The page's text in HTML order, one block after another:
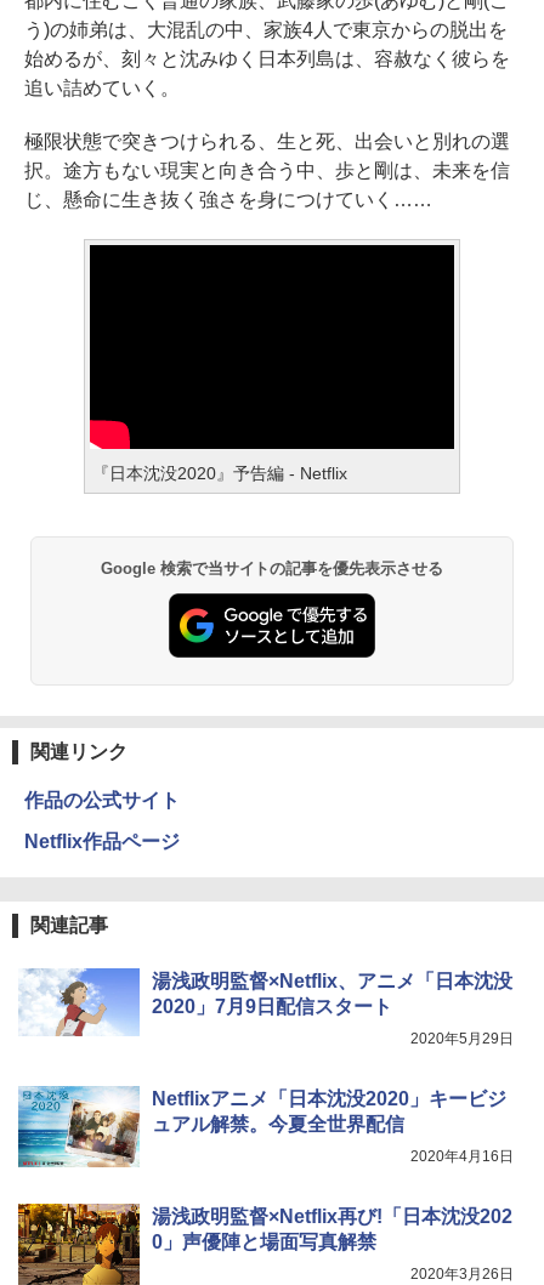
う)の姉弟は、大混乱の中、家族4人で東京からの脱出を
始めるが、刻々と沈みゆく日本列島は、容赦なく彼らを
追い詰めていく。
極限状態で突きつけられる、生と死、出会いと別れの選
択。途方もない現実と向き合う中、歩と剛は、未来を信
じ、懸命に生き抜く強さを身につけていく……
『日本沈没2020』予告編 - Netflix
Google 検索で当サイトの記事を優先表示させる
関連リンク
作品の公式サイト
Netflix作品ページ
関連記事
湯浅政明監督×Netflix、アニメ「日本沈没
2020」7月9日配信スタート
2020年5月29日
Netflixアニメ「日本沈没2020」キービジ
ュアル解禁。今夏全世界配信
2020年4月16日
湯浅政明監督×Netflix再び!「日本沈没202
0」声優陣と場面写真解禁
2020年3月26日